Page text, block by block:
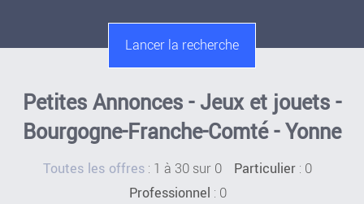
Petites Annonces - Jeux et jouets -
Bourgogne-Franche-Comté - Yonne
Toutes les offres : 1 à 30 sur 0 Particulier : 0
Professionnel : 0